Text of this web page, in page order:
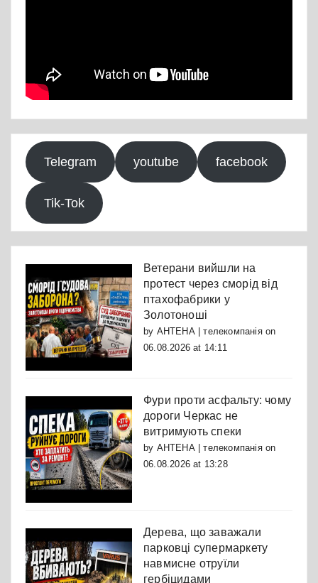
Telegram youtube facebook
Tik-Tok
Ветерани вийшли на
протест через сморід від
птахофабрики у
Золотоноші
by АНТЕНА | телекомпаніяon
06.08.2026 at 14:11
Фури проти асфальту: чому
дороги Черкас не
витримують спеки
by АНТЕНА | телекомпаніяon
06.08.2026 at 13:28
Дерева, що заважали
парковці супермаркету
навмисне отруїли
гербіцидами